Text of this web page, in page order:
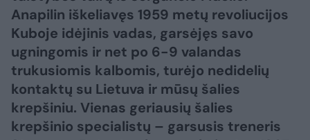
Anapilin iškeliavęs 1959 metų revoliucijos
Kuboje idėjinis vadas, garsėjęs savo
ugningomis ir net po 6-9 valandas
trukusiomis kalbomis, turėjo nedidelių
kontaktų su Lietuva ir mūsų šalies
krepšiniu. Vienas geriausių šalies
krepšinio specialistų – garsusis treneris